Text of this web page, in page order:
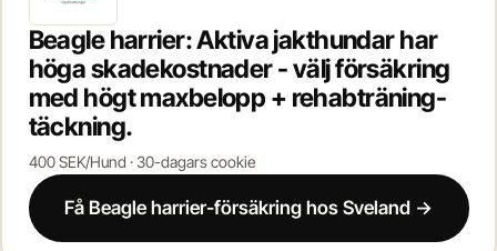
Beagle harrier: Aktiva jakthundar har
höga skadekostnader - välj försäkring
med högt maxbelopp + rehabträning-
täckning.
400 SEK/Hund · 30-dagars cookie
Få Beagle harrier-försäkring hos Sveland →